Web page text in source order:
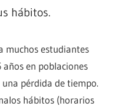
hábitos.
muchos estudiantes
en poblaciones
pérdida de tiempo.
hábitos (horarios